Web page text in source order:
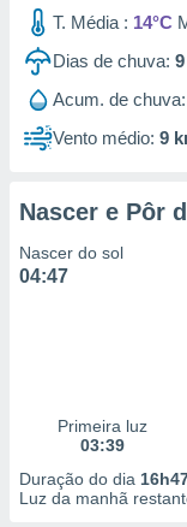
estudos
1199
T. Média : 14°C
Dias de chuva: 9
Acum. de chuva:
Vento médio: 9
Nascer e Pôr
Nascer do sol
04:47
Primeira luz
03:39
Duração do dia
Luz da manhã